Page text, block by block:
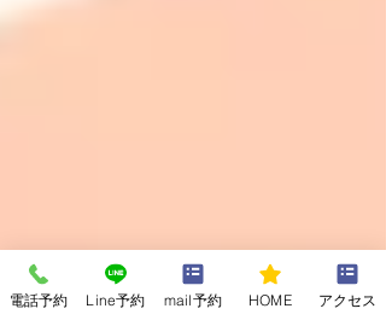
電話予約 Line予約 mail予約 HOME アクセス